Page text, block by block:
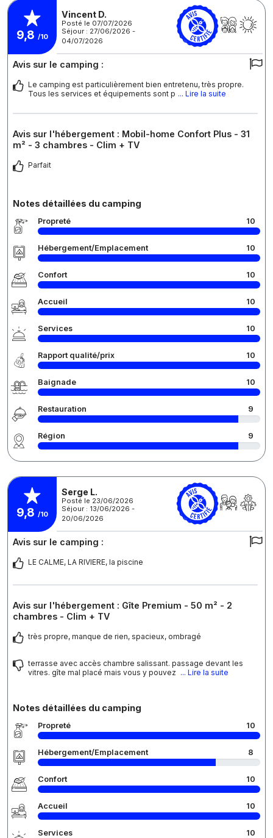
9,8 /10
Vincent D.
Posté le 07/07/2026
Séjour : 27/06/2026 -
04/07/2026
Avis sur le camping :
Le camping est particulièrement bien entretenu, très propre.
Tous les services et équipements sont p ... Lire la suite
Avis sur l'hébergement : Mobil-home Confort Plus - 31
m² - 3 chambres - Clim + TV
Parfait
Notes détaillées du camping
Propreté 10
Hébergement/Emplacement 10
Confort 10
Accueil 10
Services 10
Rapport qualité/prix 10
Baignade 10
Restauration 9
Région 9
9,8 /10
Serge L.
Posté le 23/06/2026
Séjour : 13/06/2026 -
20/06/2026
Avis sur le camping :
LE CALME, LA RIVIERE, la piscine
Avis sur l'hébergement : Gîte Premium - 50 m² - 2
chambres - Clim + TV
très propre, manque de rien, spacieux, ombragé
terrasse avec accès chambre salissant. passage devant les
vitres. gîte mal placé mais vous y pouvez ... Lire la suite
Notes détaillées du camping
Propreté 10
Hébergement/Emplacement 8
Confort 10
Accueil 10
Services 10